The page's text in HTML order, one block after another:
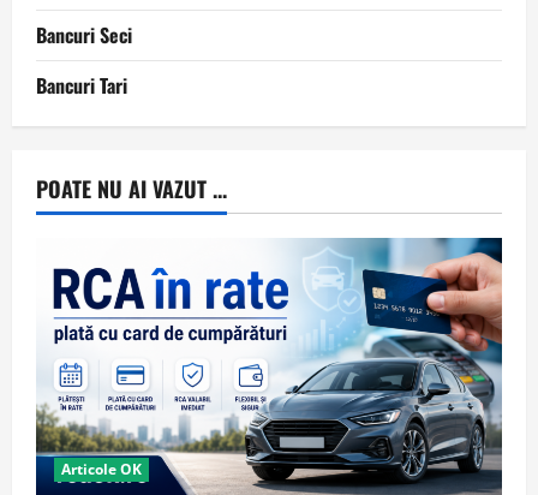
Bancuri Seci
Bancuri Tari
POATE NU AI VAZUT ...
Articole OK